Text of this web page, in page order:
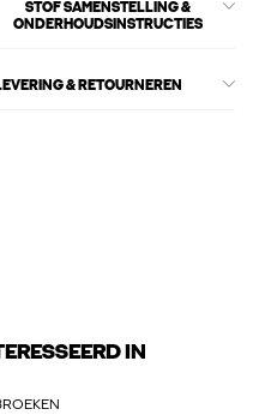
STOF SAMENSTELLING &
ONDERHOUDSINSTRUCTIES
& RETOURNEREN
IN